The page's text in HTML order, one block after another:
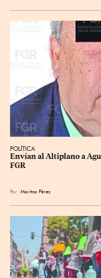
POLÍTICA
Envían al Altiplano a
FGR
Por Maritza Pérez